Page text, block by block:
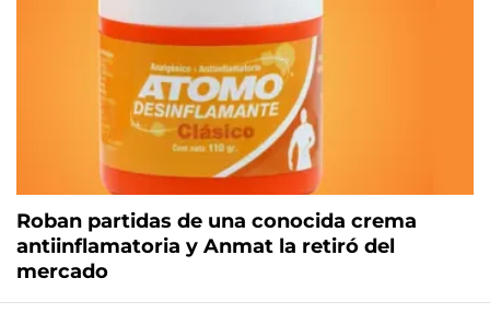
Roban partidas de una conocida crema
antiinflamatoria y Anmat la retiró del
mercado